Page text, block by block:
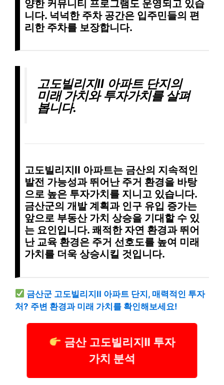
양한 커뮤니티 프로그램도 운영되고 있습
니다. 넉넉한 주차 공간은 입주민들의 편
리한 주차를 보장합니다.
고도빌리지II 아파트 단지의
미래 가치와 투자가치를 살펴
봅니다.
고도빌리지II 아파트는 금산의 지속적인
발전 가능성과 뛰어난 주거 환경을 바탕
으로 높은 투자가치를 지니고 있습니다.
금산군의 개발 계획과 인구 유입 증가는
앞으로 부동산 가치 상승을 기대할 수 있
는 요인입니다. 쾌적한 자연 환경과 뛰어
난 교육 환경은 주거 선호도를 높여 미래
가치를 더욱 상승시킬 것입니다.
금산군 고도빌리지II 아파트 단지, 매력적인 투자
처? 주변 환경과 미래 가치를 확인해보세요!
금산 고도빌리지II 투자
가치 분석